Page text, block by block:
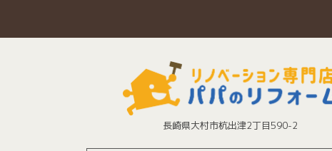
長崎県大村市杭出津2丁目590-2